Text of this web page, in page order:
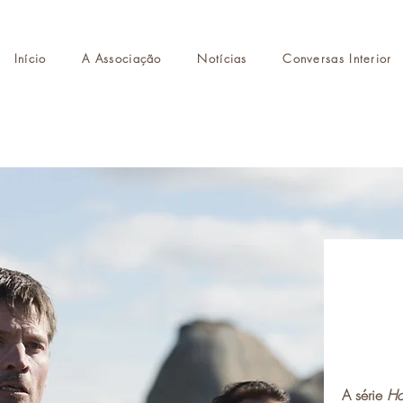
Início A Associação Notícias Conversas Interior
A série